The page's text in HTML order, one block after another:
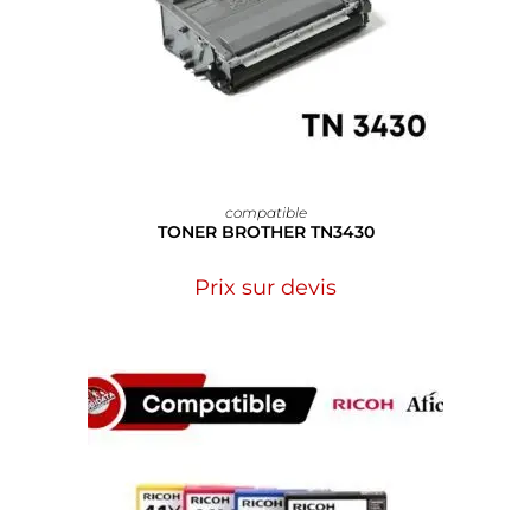
compatible
TONER BROTHER TN3430
Prix sur devis